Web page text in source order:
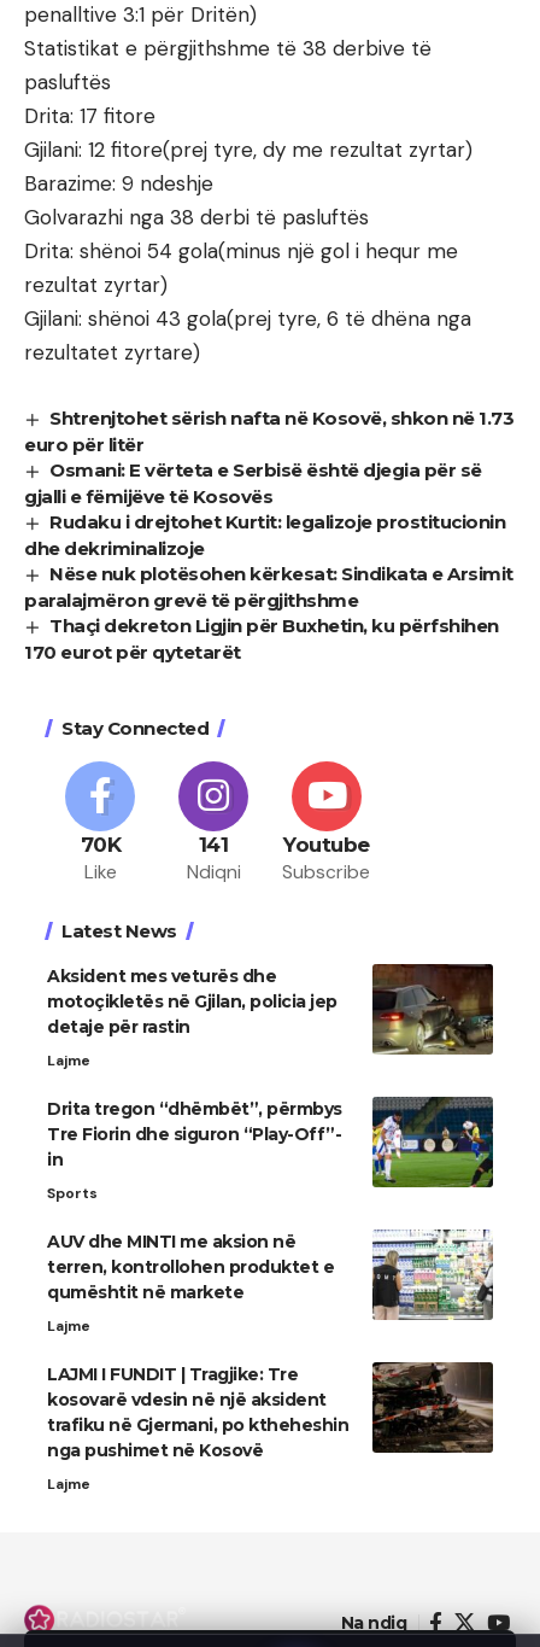
penalltive 3:1 për Dritën)
Statistikat e përgjithshme të 38 derbive të
pasluftës
Drita: 17 fitore
Gjilani: 12 fitore(prej tyre, dy me rezultat zyrtar)
Barazime: 9 ndeshje
Golvarazhi nga 38 derbi të pasluftës
Drita: shënoi 54 gola(minus një gol i hequr me
rezultat zyrtar)
Gjilani: shënoi 43 gola(prej tyre, 6 të dhëna nga
rezultatet zyrtare)
Shtrenjtohet sërish nafta në Kosovë, shkon në 1.73
euro për litër
Osmani: E vërteta e Serbisë është djegia për së
gjalli e fëmijëve të Kosovës
Rudaku i drejtohet Kurtit: legalizoje prostitucionin
dhe dekriminalizoje
Nëse nuk plotësohen kërkesat: Sindikata e Arsimit
paralajmëron grevë të përgjithshme
Thaçi dekreton Ligjin për Buxhetin, ku përfshihen
170 eurot për qytetarët
Stay Connected
70K
Like
141
Ndiqni
Youtube
Subscribe
Latest News
Aksident mes veturës dhe
motoçikletës në Gjilan, policia jep
detaje për rastin
Lajme
Drita tregon “dhëmbët”, përmbys
Tre Fiorin dhe siguron “Play-Off”-
in
Sports
AUV dhe MINTI me aksion në
terren, kontrollohen produktet e
qumështit në markete
Lajme
LAJMI I FUNDIT | Tragjike: Tre
kosovarë vdesin në një aksident
trafiku në Gjermani, po ktheheshin
nga pushimet në Kosovë
Lajme
Na ndiq